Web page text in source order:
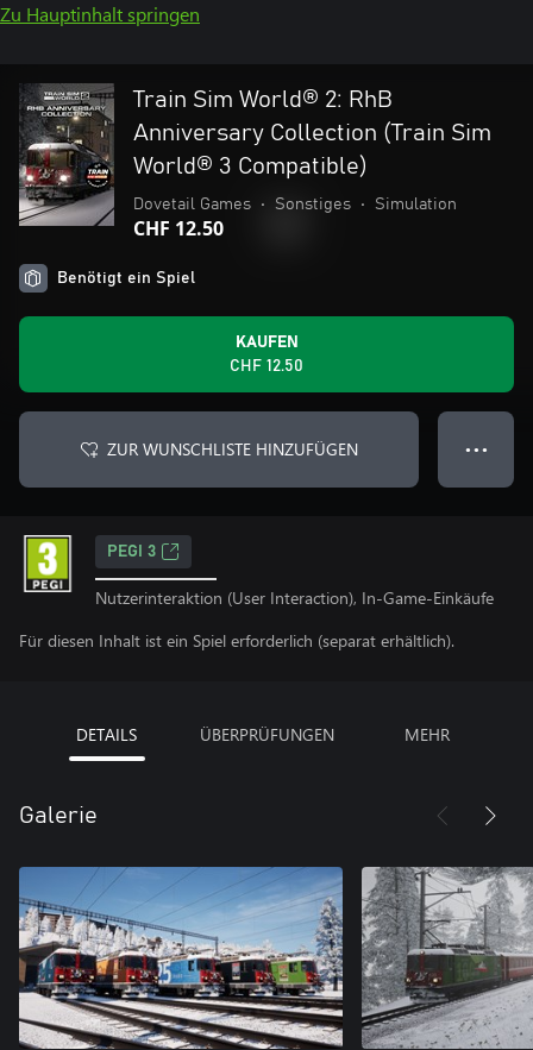
Zu Hauptinhalt springen
Train Sim World® 2: RhB
Anniversary Collection (Train Sim
World® 3 Compatible)
Dovetail Games • Sonstiges • Simulation
CHF 12.50
Benötigt ein Spiel
KAUFEN
CHF 12.50
ZUR WUNSCHLISTE HINZUFÜGEN ● ● ●
PEGI 3
Nutzerinteraktion (User Interaction), In-Game-Einkäufe
Für diesen Inhalt ist ein Spiel erforderlich (separat erhältlich).
DETAILS ÜBERPRÜFUNGEN MEHR
Galerie